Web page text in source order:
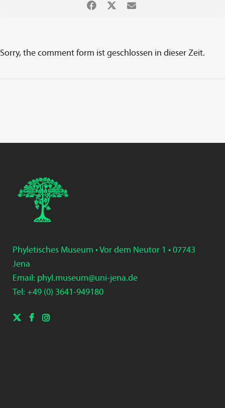
Sorry, the comment form ist geschlossen in dieser Zeit.
Phyletisches Museum • Vor dem Neutor 1 • 07743
Jena
Email: phyl.museum@uni-jena.de
Tel: +49 (0) 3641-949180